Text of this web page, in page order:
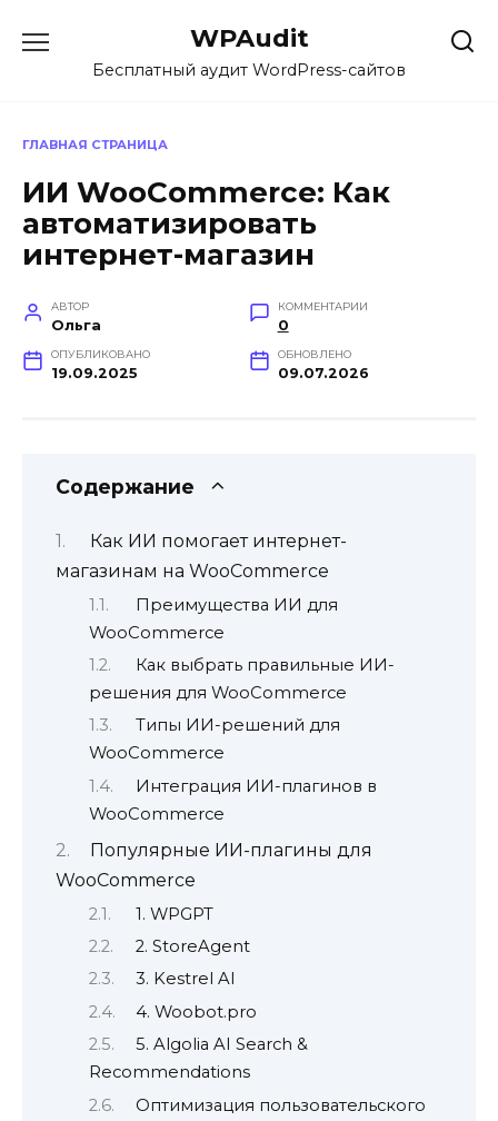
содержанию
WPAudit
Бесплатный аудит WordPress-сайтов
ГЛАВНАЯ СТРАНИЦА
ИИ WooCommerce: Как
автоматизировать
интернет-магазин
АВТОР
Ольга
КОММЕНТАРИИ
0
ОПУБЛИКОВАНО
19.09.2025
ОБНОВЛЕНО
09.07.2026
Содержание
Как ИИ помогает интернет-
магазинам на WooCommerce
Преимущества ИИ для
WooCommerce
Как выбрать правильные ИИ-
решения для WooCommerce
Типы ИИ-решений для
WooCommerce
Интеграция ИИ-плагинов в
WooCommerce
Популярные ИИ-плагины для
WooCommerce
1. WPGPT
2. StoreAgent
3. Kestrel AI
4. Woobot.pro
5. Algolia AI Search &
Recommendations
Оптимизация пользовательского